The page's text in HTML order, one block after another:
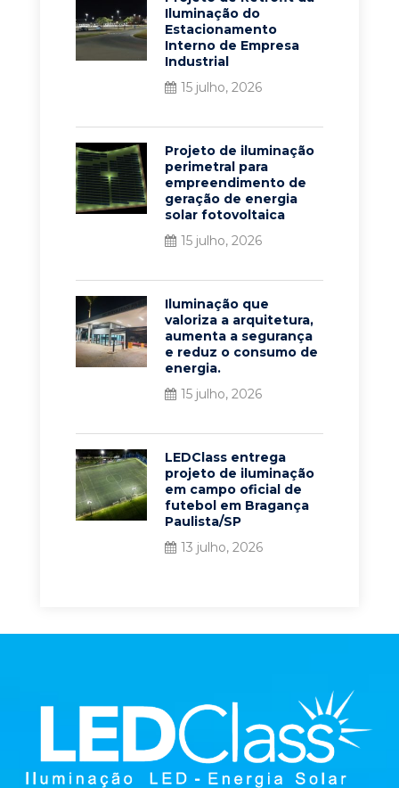
Iluminação do
Estacionamento
Interno de Empresa
Industrial
15 julho, 2026
Projeto de iluminação
perimetral para
empreendimento de
geração de energia
solar fotovoltaica
15 julho, 2026
Iluminação que
valoriza a arquitetura,
aumenta a segurança
e reduz o consumo de
energia.
15 julho, 2026
LEDClass entrega
projeto de iluminação
em campo oficial de
futebol em Bragança
Paulista/SP
13 julho, 2026